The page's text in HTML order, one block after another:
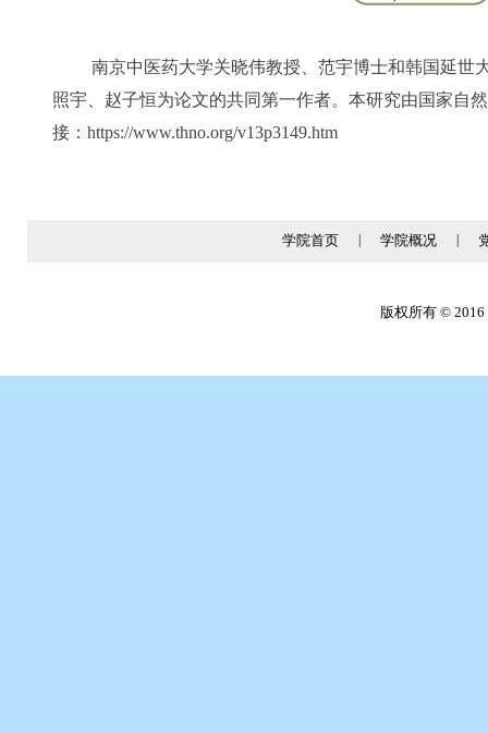
南京中医药大学关晓伟教授、范宇博士和韩国延世
照宇、赵子恒为论文的共同第一作者。本研究由国家自
接：https://www.thno.org/v13p3149.htm
学院首页 学院概况
版权所有 © 2016